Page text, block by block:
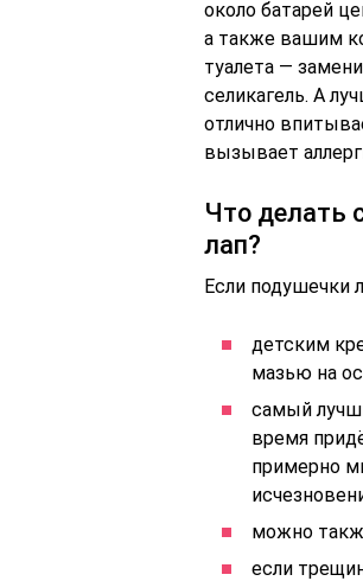
около батарей
а также вашим
туалета —
селикагель. А
отлично
вызывает
Что делать
лап?
Если подушечки
детским
мазью на
самый
время
примерно
можно
если